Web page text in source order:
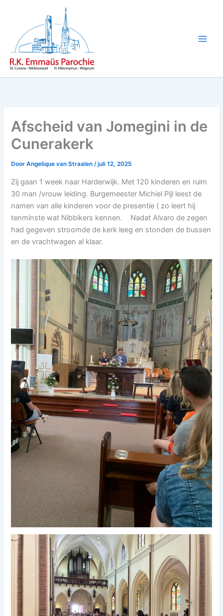
inhoud
Afscheid van Jomegini in de
Cunerakerk
DoorAngelique van Straalen/juli 12, 2025
Zij gaan 1 week naar Harderwijk. Met 120 kinderen en ruim
30 man /vrouw leiding. Burgemeester Michiel Pijl leest de
namen van alle kinderen voor de presentie ( zo leert hij
tenminste wat Nibbikers kennen. Nadat Alvaro de zegen
had gegeven stroomde de kerk leeg en stonden de bussen
en de vrachtwagen al klaar.